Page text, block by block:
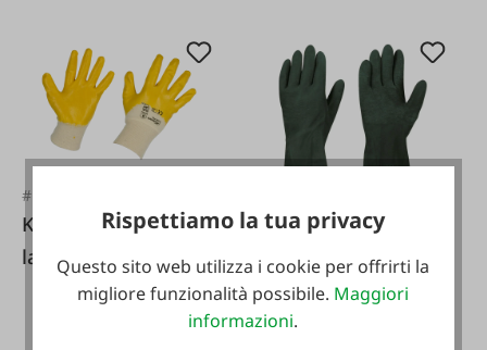
#128113
KERBL Guanti da
lavoro ProNit Plus
Guanto da lavoro
'Kanata'
Rispettiamo la tua privacy
Questo sito web utilizza i cookie per offrirti la
migliore funzionalità possibile. Maggiori
informazioni.